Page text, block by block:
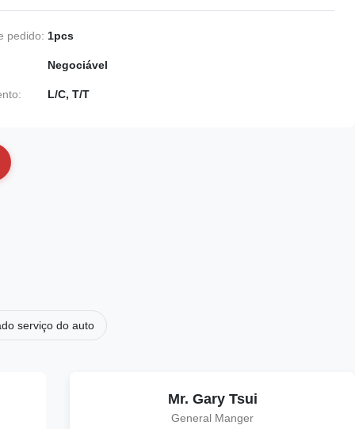
pedido: 1pcs
Negociável
L/C, T/T
serviço do auto
Mr. Gary Tsui
General Manger